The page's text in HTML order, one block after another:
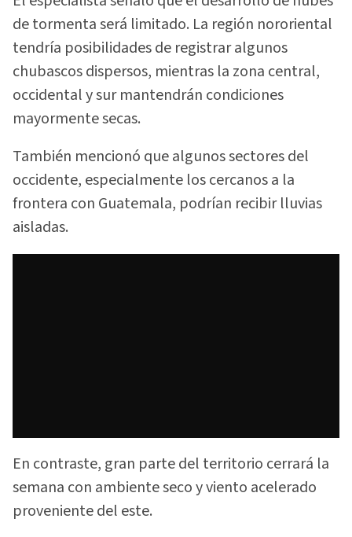
de tormenta será limitado. La región nororiental
tendría posibilidades de registrar algunos
chubascos dispersos, mientras la zona central,
occidental y sur mantendrán condiciones
mayormente secas.
También mencionó que algunos sectores del
occidente, especialmente los cercanos a la
frontera con Guatemala, podrían recibir lluvias
aisladas.
En contraste, gran parte del territorio cerrará la
semana con ambiente seco y viento acelerado
proveniente del este.